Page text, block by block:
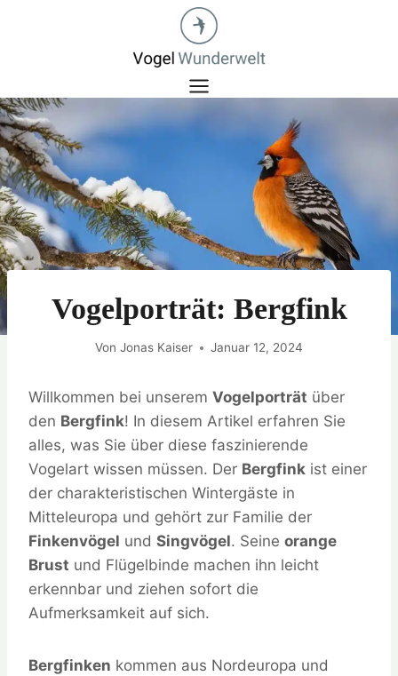
Vogelporträt: Bergfink
Von Jonas Kaiser Januar 12, 2024
Willkommen bei unserem Vogelporträt über
den Bergfink! In diesem Artikel erfahren Sie
alles, was Sie über diese faszinierende
Vogelart wissen müssen. Der Bergfink ist einer
der charakteristischen Wintergäste in
Mitteleuropa und gehört zur Familie der
Finkenvögel und Singvögel. Seine orange
Brust und Flügelbinde machen ihn leicht
erkennbar und ziehen sofort die
Aufmerksamkeit auf sich.
Bergfinken kommen aus Nordeuropa und